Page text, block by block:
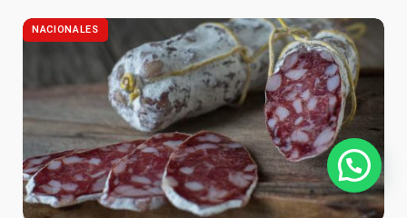
NACIONALES